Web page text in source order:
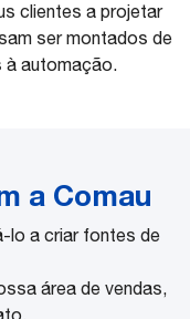
clientes a projetar
ser montados de
à automação.
a Comau
lo a criar fontes de
área de vendas,